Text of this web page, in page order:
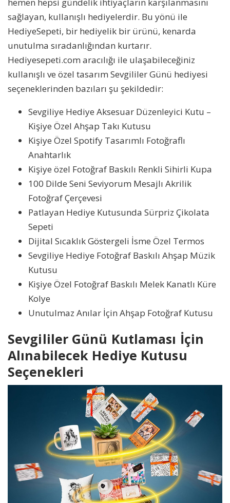
hemen hepsi gündelik ihtiyaçların karşılanmasını
sağlayan, kullanışlı hediyelerdir. Bu yönü ile
HediyeSepeti, bir hediyelik bir ürünü, kenarda
unutulma sıradanlığından kurtarır.
Hediyesepeti.com aracılığı ile ulaşabileceğiniz
kullanışlı ve özel tasarım Sevgililer Günü hediyesi
seçeneklerinden bazıları şu şekildedir:
Sevgiliye Hediye Aksesuar Düzenleyici Kutu –
Kişiye Özel Ahşap Takı Kutusu
Kişiye Özel Spotify Tasarımlı Fotoğraflı
Anahtarlık
Kişiye özel Fotoğraf Baskılı Renkli Sihirli Kupa
100 Dilde Seni Seviyorum Mesajlı Akrilik
Fotoğraf Çerçevesi
Patlayan Hediye Kutusunda Sürpriz Çikolata
Sepeti
Dijital Sıcaklık Göstergeli İsme Özel Termos
Sevgiliye Hediye Fotoğraf Baskılı Ahşap Müzik
Kutusu
Kişiye Özel Fotoğraf Baskılı Melek Kanatlı Küre
Kolye
Unutulmaz Anılar İçin Ahşap Fotoğraf Kutusu
Sevgililer Günü Kutlaması İçin
Alınabilecek Hediye Kutusu
Seçenekleri